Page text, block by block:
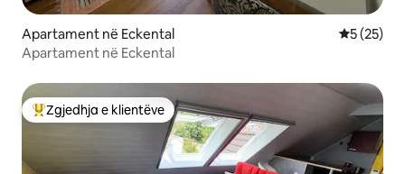
Apartament në Eckental Vlerësimi
5 (25)
Apartament në Eckental
Më të mirat e zgjedhjeve të klientëve
Zgjedhja e klientëve